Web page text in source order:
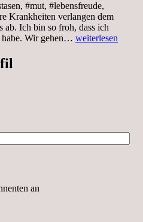
#mut, #lebensfreude,
Krankheiten verlangen dem
ab. Ich bin so froh, dass ich
habe. Wir gehen… Sonnabend,
weiterlesen
an